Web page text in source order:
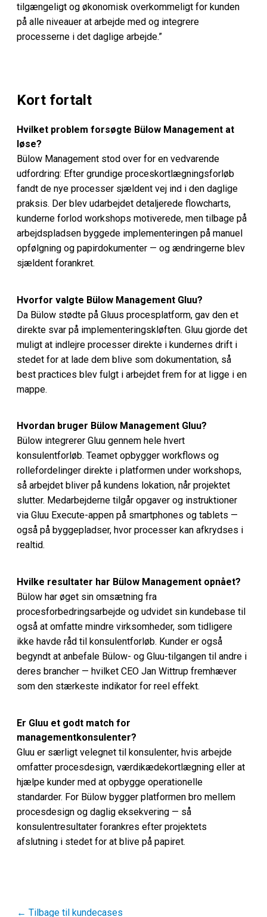
tilgængeligt og økonomisk overkommeligt for kunden
på alle niveauer at arbejde med og integrere
processerne i det daglige arbejde.”
Kort fortalt
Hvilket problem forsøgte Bülow Management at
løse?
Bülow Management stod over for en vedvarende
udfordring: Efter grundige proceskortlægningsforløb
fandt de nye processer sjældent vej ind i den daglige
praksis. Der blev udarbejdet detaljerede flowcharts,
kunderne forlod workshops motiverede, men tilbage på
arbejdspladsen byggede implementeringen på manuel
opfølgning og papirdokumenter — og ændringerne blev
sjældent forankret.
Hvorfor valgte Bülow Management Gluu?
Da Bülow stødte på Gluus procesplatform, gav den et
direkte svar på implementeringskløften. Gluu gjorde det
muligt at indlejre processer direkte i kundernes drift i
stedet for at lade dem blive som dokumentation, så
best practices blev fulgt i arbejdet frem for at ligge i en
mappe.
Hvordan bruger Bülow Management Gluu?
Bülow integrerer Gluu gennem hele hvert
konsulentforløb. Teamet opbygger workflows og
rollefordelinger direkte i platformen under workshops,
så arbejdet bliver på kundens lokation, når projektet
slutter. Medarbejderne tilgår opgaver og instruktioner
via Gluu Execute-appen på smartphones og tablets —
også på byggepladser, hvor processer kan afkrydses i
realtid.
Hvilke resultater har Bülow Management opnået?
Bülow har øget sin omsætning fra
procesforbedringsarbejde og udvidet sin kundebase til
også at omfatte mindre virksomheder, som tidligere
ikke havde råd til konsulentforløb. Kunder er også
begyndt at anbefale Bülow- og Gluu-tilgangen til andre i
deres brancher — hvilket CEO Jan Wittrup fremhæver
som den stærkeste indikator for reel effekt.
Er Gluu et godt match for
managementkonsulenter?
Gluu er særligt velegnet til konsulenter, hvis arbejde
omfatter procesdesign, værdikædekortlægning eller at
hjælpe kunder med at opbygge operationelle
standarder. For Bülow bygger platformen bro mellem
procesdesign og daglig eksekvering — så
konsulentresultater forankres efter projektets
afslutning i stedet for at blive på papiret.
← Tilbage til kundecases